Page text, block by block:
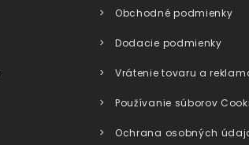
Obchodné podmienky
Dodacie podmienky
Vrátenie tovaru a
Používanie súborov
Ochrana osobných